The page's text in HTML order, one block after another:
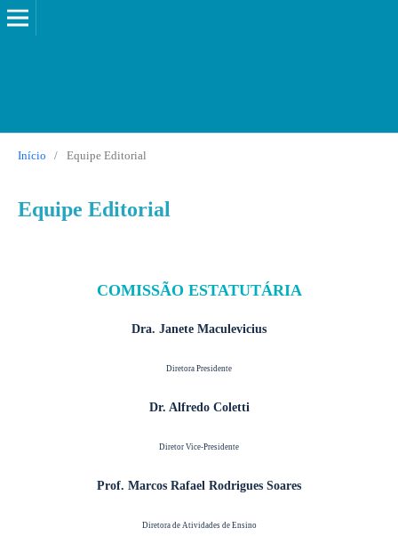
Início / Equipe Editorial
Equipe Editorial
COMISSÃO ESTATUTÁRIA
Dra. Janete Maculevicius
Diretora Presidente
Dr. Alfredo Coletti
Diretor Vice-Presidente
Prof. Marcos Rafael Rodrigues Soares
Diretora de Atividades de Ensino